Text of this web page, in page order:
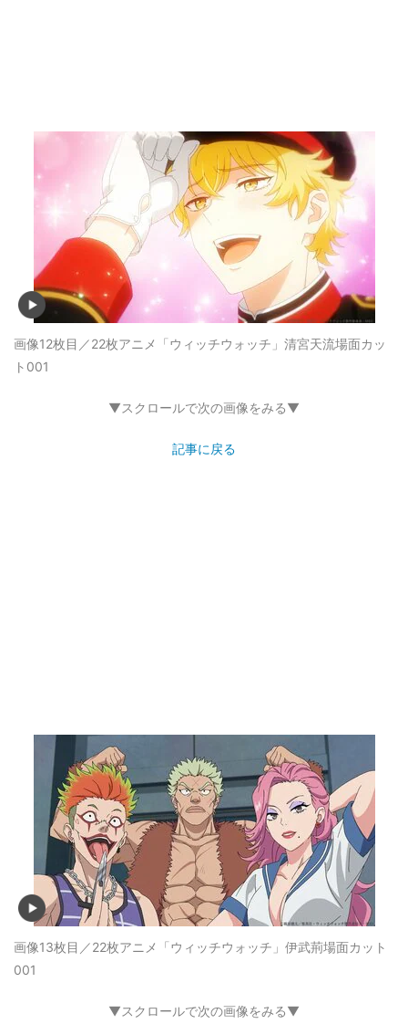
画像12枚目／22枚アニメ「ウィッチウォッチ」清宮天流場面カッ
ト001
▼スクロールで次の画像をみる▼
記事に戻る
画像13枚目／22枚アニメ「ウィッチウォッチ」伊武荊場面カット
001
▼スクロールで次の画像をみる▼